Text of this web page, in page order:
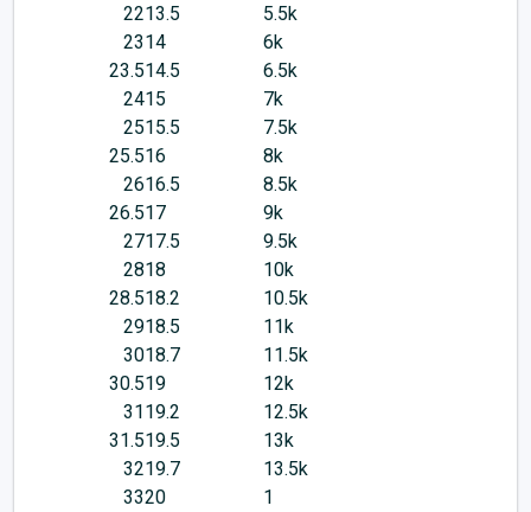
2213.5
5.5k
2314
6k
23.514.5
6.5k
2415
7k
2515.5
7.5k
25.516
8k
2616.5
8.5k
26.517
9k
2717.5
9.5k
2818
10k
28.518.2
10.5k
2918.5
11k
3018.7
11.5k
30.519
12k
3119.2
12.5k
31.519.5
13k
3219.7
13.5k
3320
1